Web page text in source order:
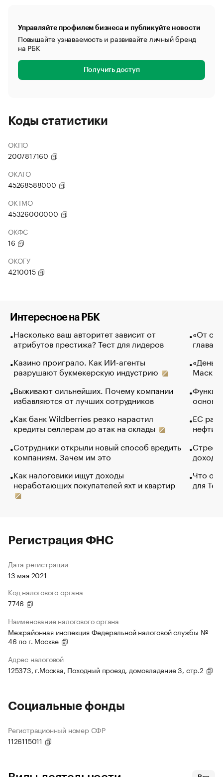
Управляйте профилем бизнеса и публикуйте новости
Повышайте узнаваемость и развивайте личный бренд
на РБК
Получить доступ
Коды статистики
ОКПО
2007817160
ОКАТО
45268588000
ОКТМО
45326000000
ОКФС
16
ОКОГУ
4210015
Интересное на РБК
Насколько ваш авторитет зависит от
атрибутов престижа? Тест для лидеров
Казино проиграло. Как ИИ-агенты
разрушают букмекерскую индустрию
Выживают сильнейших. Почему компании
избавляются от лучших сотрудников
Как банк Wildberries резко нарастил
кредиты селлерам до атак на склады
Сотрудники открыли новый способ вредить
компаниям. Зачем им это
Как налоговики ищут доходы
неработающих покупателей яхт и квартир
«От
глава
Маск в
основ
ЕС
нефти
Что
для
Регистрация ФНС
Дата регистрации
13 мая 2021
Код налогового органа
7746
Наименование налогового органа
Межрайонная инспекция Федеральной налоговой службы №
46 по г. Москве
Адрес налоговой
125373, г.Москва, Походный проезд, домовладение 3, стр.2
Социальные фонды
Регистрационный номер СФР
1126115011